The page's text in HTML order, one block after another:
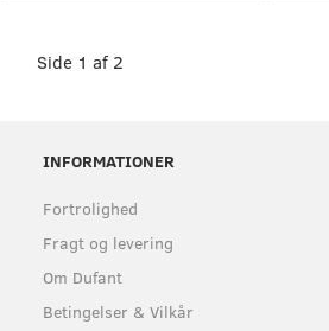
Side 1 af 2
INFORMATIONER
Fortrolighed
Fragt og levering
Om Dufant
Betingelser & Vilkår